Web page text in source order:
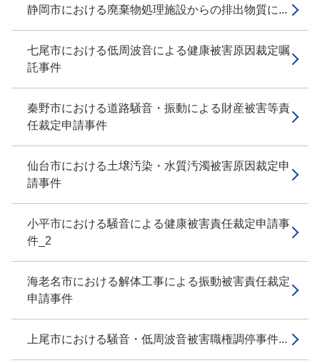
静岡市における廃棄物処理施設からの排出物質に...
七尾市における低周波音による健康被害原因裁定嘱
託事件
秦野市における道路騒音・振動による財産被害等責
任裁定申請事件
仙台市における土壌汚染・水質汚濁被害原因裁定申
請事件
小平市における騒音による健康被害責任裁定申請事
件_2
海老名市における解体工事による振動被害責任裁定
申請事件
上尾市における騒音・低周波音被害職権調停事件...